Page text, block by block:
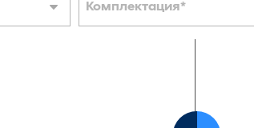
Комплектация*